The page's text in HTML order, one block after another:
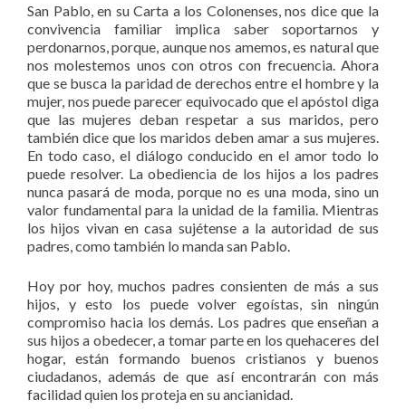
San Pablo, en su Carta a los Colonenses, nos dice que la
convivencia familiar implica saber soportarnos y
perdonarnos, porque, aunque nos amemos, es natural que
nos molestemos unos con otros con frecuencia. Ahora
que se busca la paridad de derechos entre el hombre y la
mujer, nos puede parecer equivocado que el apóstol diga
que las mujeres deban respetar a sus maridos, pero
también dice que los maridos deben amar a sus mujeres.
En todo caso, el diálogo conducido en el amor todo lo
puede resolver. La obediencia de los hijos a los padres
nunca pasará de moda, porque no es una moda, sino un
valor fundamental para la unidad de la familia. Mientras
los hijos vivan en casa sujétense a la autoridad de sus
padres, como también lo manda san Pablo.
Hoy por hoy, muchos padres consienten de más a sus
hijos, y esto los puede volver egoístas, sin ningún
compromiso hacia los demás. Los padres que enseñan a
sus hijos a obedecer, a tomar parte en los quehaceres del
hogar, están formando buenos cristianos y buenos
ciudadanos, además de que así encontrarán con más
facilidad quien los proteja en su ancianidad.